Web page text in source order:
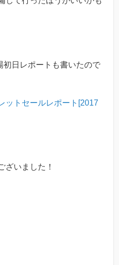
初日レポートも書いたので
ットセールレポート[2017
ざいました！